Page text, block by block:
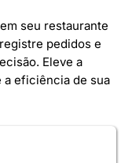
seu restaurante
pedidos e
Eleve a
a eficiência de sua